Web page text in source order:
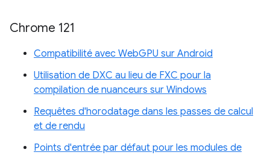
Chrome 121
Compatibilité avec WebGPU sur Android
Utilisation de DXC au lieu de FXC pour la
compilation de nuanceurs sur Windows
Requêtes d'horodatage dans les passes de calcul
et de rendu
Points d'entrée par défaut pour les modules de